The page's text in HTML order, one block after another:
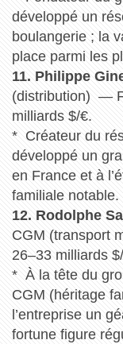
développé un
boulangerie ; la
place parmi les
11. Philippe
(distribution) —
milliards $/€.
* Créateur du
développé un
en France et à
familiale notable.
12. Rodolphe
CGM (transport
26–33 milliards
* À la tête du
CGM (héritage
l’entreprise un
fortune figure